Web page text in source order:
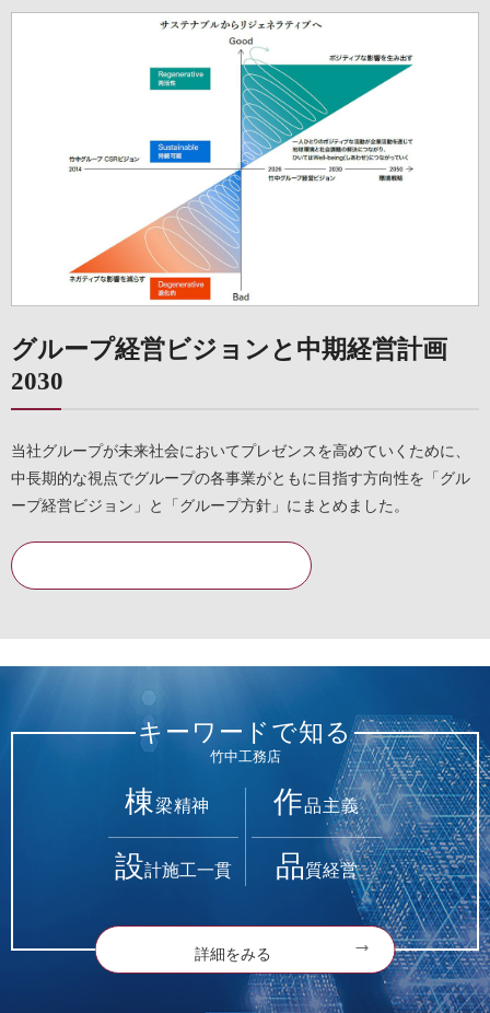
グループ経営ビジョンと中期経営計画
2030
当社グループが未来社会においてプレゼンスを高めていくために、
中長期的な視点でグループの各事業がともに目指す方向性を「グル
ープ経営ビジョン」と「グループ方針」にまとめました。
キーワードで知る
竹中工務店
棟梁精神 作品主義
設計施工一貫 品質経営
詳細をみる